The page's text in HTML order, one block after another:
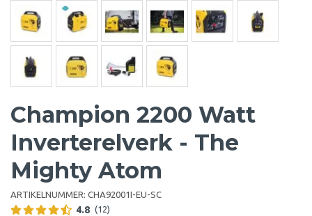
Champion 2200 Watt
Inverterelverk - The
Mighty Atom
ARTIKELNUMMER: CHA92001I-EU-SC
4.8 (12)